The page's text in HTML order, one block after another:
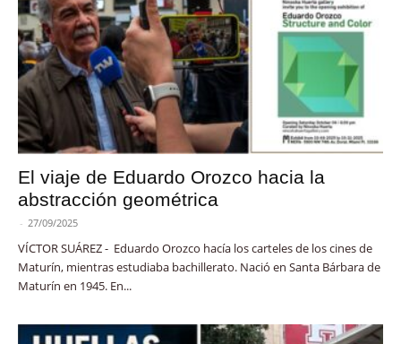
El viaje de Eduardo Orozco hacia la
abstracción geométrica
- 27/09/2025
VÍCTOR SUÁREZ - Eduardo Orozco hacía los carteles de los cines de
Maturín, mientras estudiaba bachillerato. Nació en Santa Bárbara de
Maturín en 1945. En...